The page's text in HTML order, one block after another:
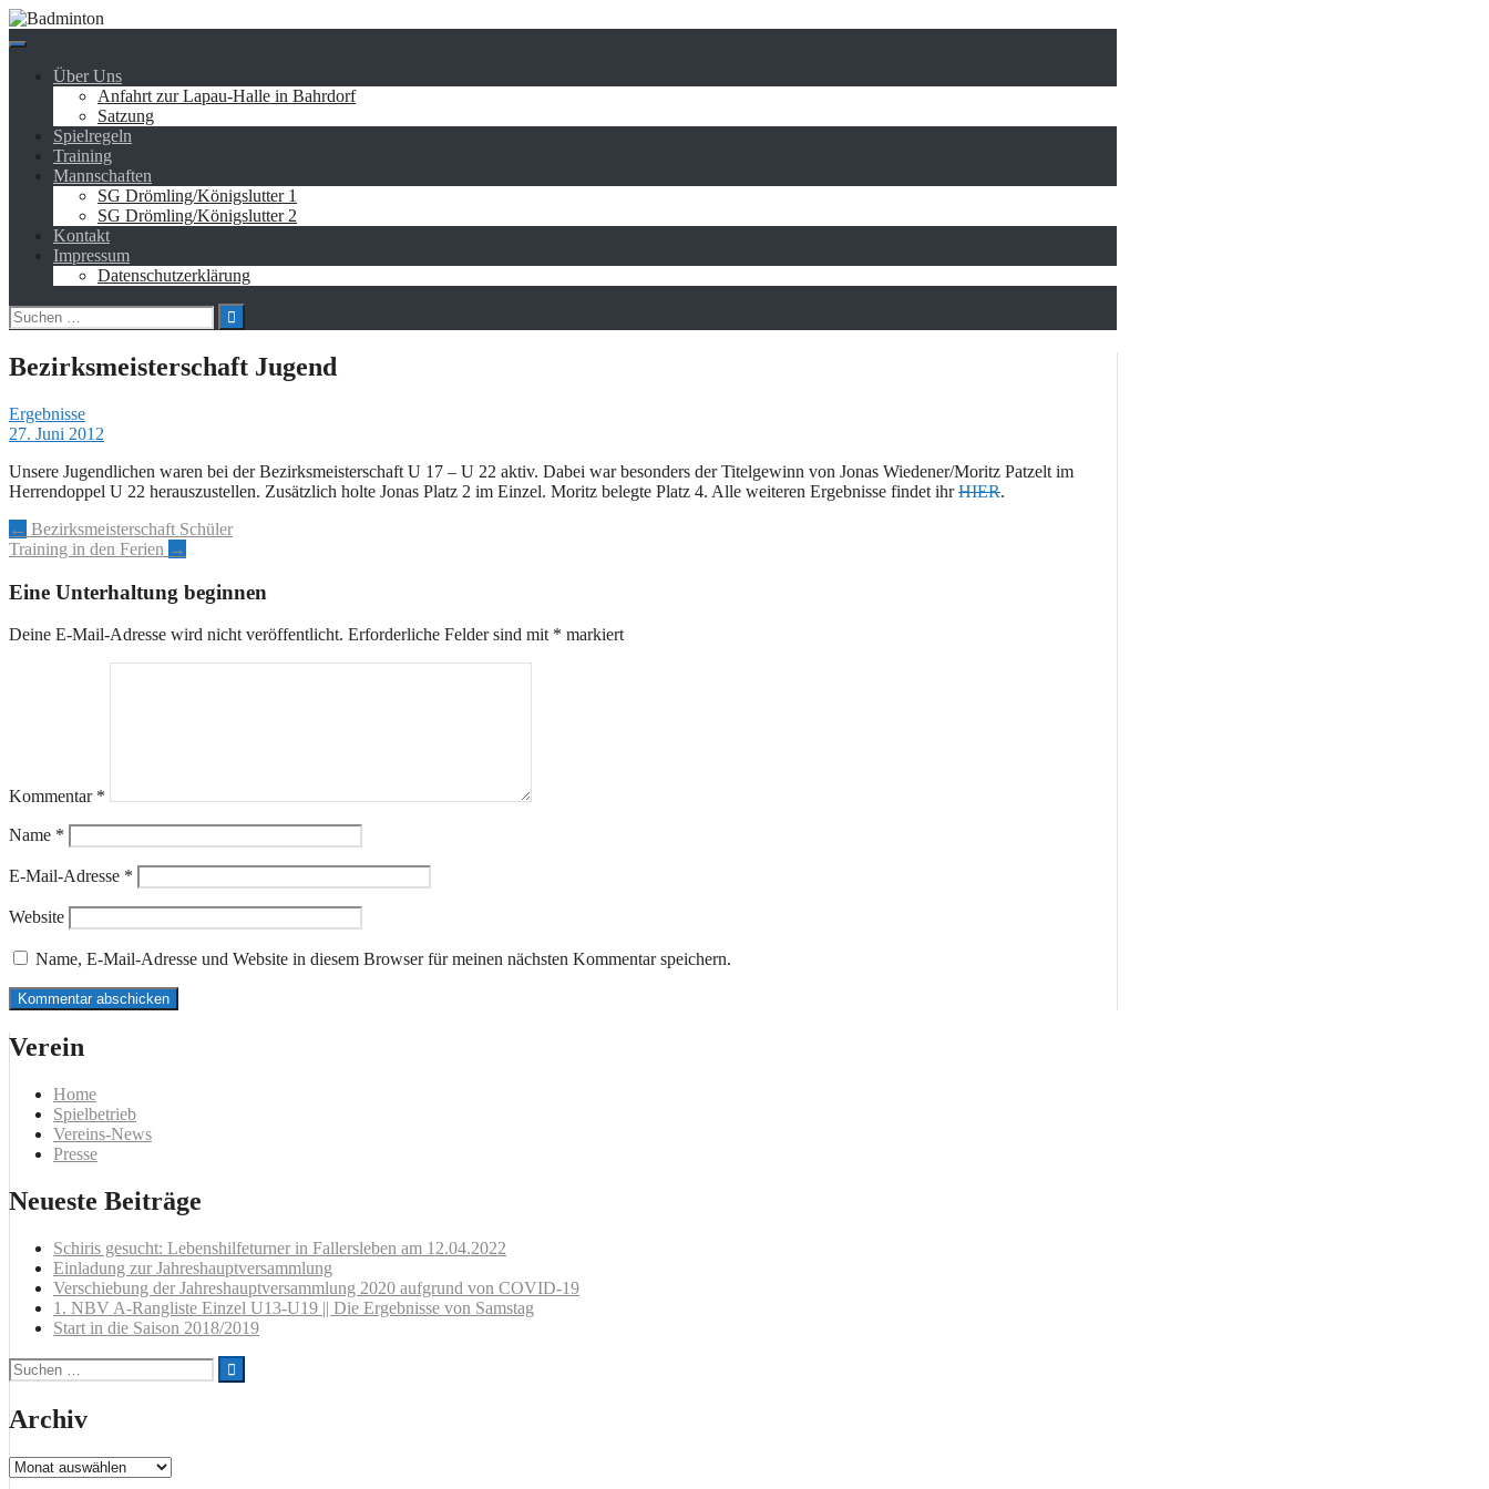
Springe
zum
Über Uns
Anfahrt zur Lapau-Halle in Bahrdorf
Satzung
Spielregeln
Training
Mannschaften
SG Drömling/Königslutter 1
SG Drömling/Königslutter 2
Kontakt
Impressum
Datenschutzerklärung
Suchen
nach:
Bezirksmeisterschaft Jugend
Ergebnisse
27. Juni 2012
Unsere Jugendlichen waren bei der Bezirksmeisterschaft U 17 – U 22 aktiv. Dabei war besonders der Titelgewinn von Jonas Wiedener/Moritz Patzelt im
Herrendoppel U 22 herauszustellen. Zusätzlich holte Jonas Platz 2 im Einzel. Moritz belegte Platz 4. Alle weiteren Ergebnisse findet ihrHIER.
Artikel-
Navigation
← Bezirksmeisterschaft Schüler
Training in den Ferien →
Eine Unterhaltung beginnen
Deine E-Mail-Adresse wird nicht veröffentlicht. Erforderliche Felder sind mit * markiert
Kommentar *
Name *
E-Mail-Adresse *
Website
Name, E-Mail-Adresse und Website in diesem Browser für meinen nächsten Kommentar speichern.
Verein
Home
Spielbetrieb
Vereins-News
Presse
Neueste Beiträge
Schiris gesucht: Lebenshilfeturner in Fallersleben am 12.04.2022
Einladung zur Jahreshauptversammlung
Verschiebung der Jahreshauptversammlung 2020 aufgrund von COVID-19
1. NBV A-Rangliste Einzel U13-U19 || Die Ergebnisse von Samstag
Start in die Saison 2018/2019
Suchen
nach:
Archiv
Archiv